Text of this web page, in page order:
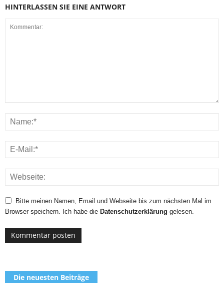
HINTERLASSEN SIE EINE ANTWORT
Bitte meinen Namen, Email und Webseite bis zum nächsten Mal im
Browser speichern. Ich habe die Datenschutzerklärung gelesen.
Die neuesten Beiträge